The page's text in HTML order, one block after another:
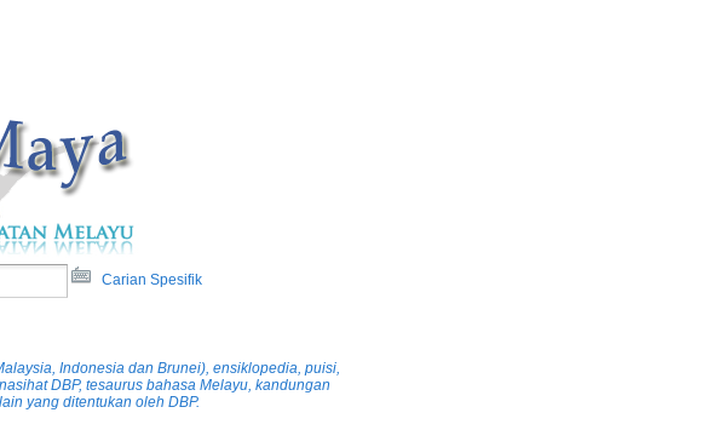
Carian Spesifik
Indonesia dan Brunei), ensiklopedia, puisi,
DBP, tesaurus bahasa Melayu, kandungan
yang ditentukan oleh DBP.